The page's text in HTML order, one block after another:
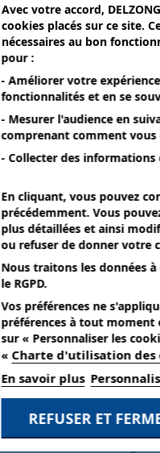
Centre Commercial
47550 Boé
E-mail :
Ouvertures:
Lundi:9h à 18h
Mardi:9h à 18h
Jeudi:9h à 18h
Vendredi:9h à 18h
Samedi:9h à 18h
DELZONGLE
Avec votre accord,
cookies placés sur ce site.
nécessaires au bon
pour :
- Améliorer votre
fonctionnalités et en se
- Mesurer l'audience en
comprenant comment vous
- Collecter des
En cliquant, vous pouvez
précédemment. Vous
plus détaillées et ainsi
ou refuser de donner votre
Nous traitons les données
le RGPD.
Vos préférences ne
préférences à tout moment
sur « Personnaliser les
« Charte d'utilisation des
En savoir plus
REFUSER ET